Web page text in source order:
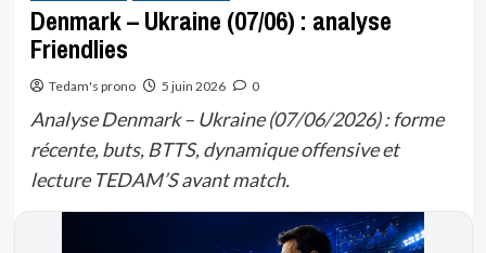
Denmark – Ukraine (07/06) : analyse
Friendlies
Tedam's prono 5 juin 2026 0
Analyse Denmark – Ukraine (07/06/2026) : forme
récente, buts, BTTS, dynamique offensive et
lecture TEDAM’S avant match.